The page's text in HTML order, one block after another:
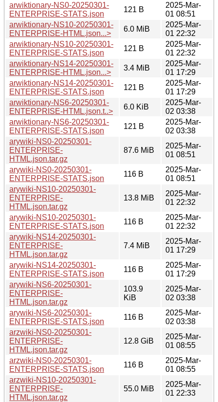
arwiktionary-NS0-20250301-
ENTERPRISE-STATS.json
121 B
2025-Mar-
01 08:51
arwiktionary-NS10-20250301-
ENTERPRISE-HTML.json...>
6.0 MiB
2025-Mar-
01 22:32
arwiktionary-NS10-20250301-
ENTERPRISE-STATS.json
121 B
2025-Mar-
01 22:32
arwiktionary-NS14-20250301-
ENTERPRISE-HTML.json...>
3.4 MiB
2025-Mar-
01 17:29
arwiktionary-NS14-20250301-
ENTERPRISE-STATS.json
121 B
2025-Mar-
01 17:29
arwiktionary-NS6-20250301-
ENTERPRISE-HTML.json.t..>
6.0 KiB
2025-Mar-
02 03:38
arwiktionary-NS6-20250301-
ENTERPRISE-STATS.json
121 B
2025-Mar-
02 03:38
arywiki-NS0-20250301-
ENTERPRISE-
HTML.json.tar.gz
87.6 MiB
2025-Mar-
01 08:51
arywiki-NS0-20250301-
ENTERPRISE-STATS.json
116 B
2025-Mar-
01 08:51
arywiki-NS10-20250301-
ENTERPRISE-
HTML.json.tar.gz
13.8 MiB
2025-Mar-
01 22:32
arywiki-NS10-20250301-
ENTERPRISE-STATS.json
116 B
2025-Mar-
01 22:32
arywiki-NS14-20250301-
ENTERPRISE-
HTML.json.tar.gz
7.4 MiB
2025-Mar-
01 17:29
arywiki-NS14-20250301-
ENTERPRISE-STATS.json
116 B
2025-Mar-
01 17:29
arywiki-NS6-20250301-
ENTERPRISE-
HTML.json.tar.gz
103.9
KiB
2025-Mar-
02 03:38
arywiki-NS6-20250301-
ENTERPRISE-STATS.json
116 B
2025-Mar-
02 03:38
arzwiki-NS0-20250301-
ENTERPRISE-
HTML.json.tar.gz
12.8 GiB
2025-Mar-
01 08:55
arzwiki-NS0-20250301-
ENTERPRISE-STATS.json
116 B
2025-Mar-
01 08:55
arzwiki-NS10-20250301-
ENTERPRISE-
HTML.json.tar.gz
55.0 MiB
2025-Mar-
01 22:33